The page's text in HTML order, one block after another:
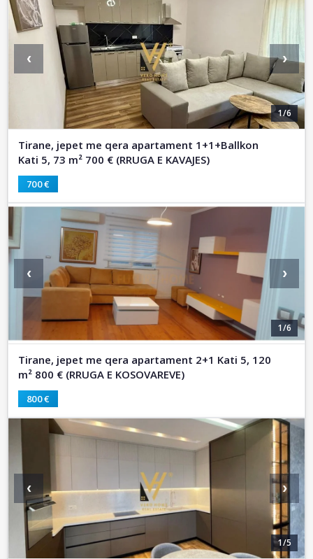
1/6
‹ ›
Tirane, jepet me qera apartament 1+1+Ballkon
Kati 5, 73 m² 700 € (RRUGA E KAVAJES)
700 €
1/6
‹ ›
Tirane, jepet me qera apartament 2+1 Kati 5, 120
m² 800 € (RRUGA E KOSOVAREVE)
800 €
1/5
‹ ›